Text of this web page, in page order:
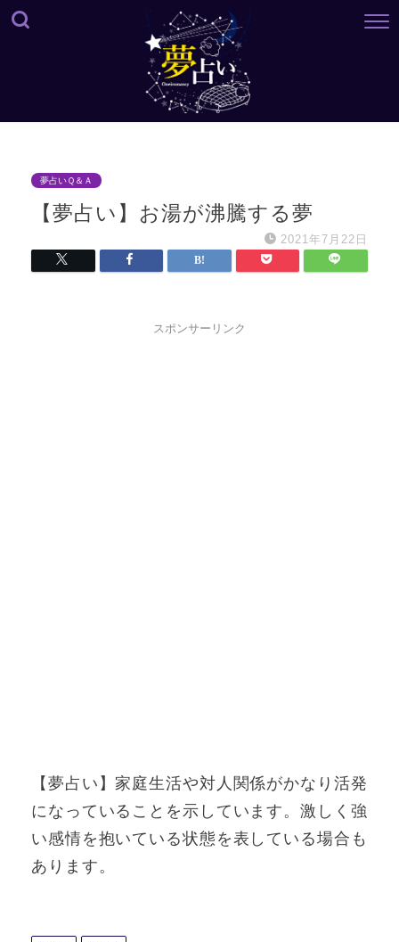
夢占いＱ＆Ａ
【夢占い】お湯が沸騰する夢
2021年7月22日
スポンサーリンク
【夢占い】家庭生活や対人関係がかなり活発
になっていることを示しています。激しく強
い感情を抱いている状態を表している場合も
あります。